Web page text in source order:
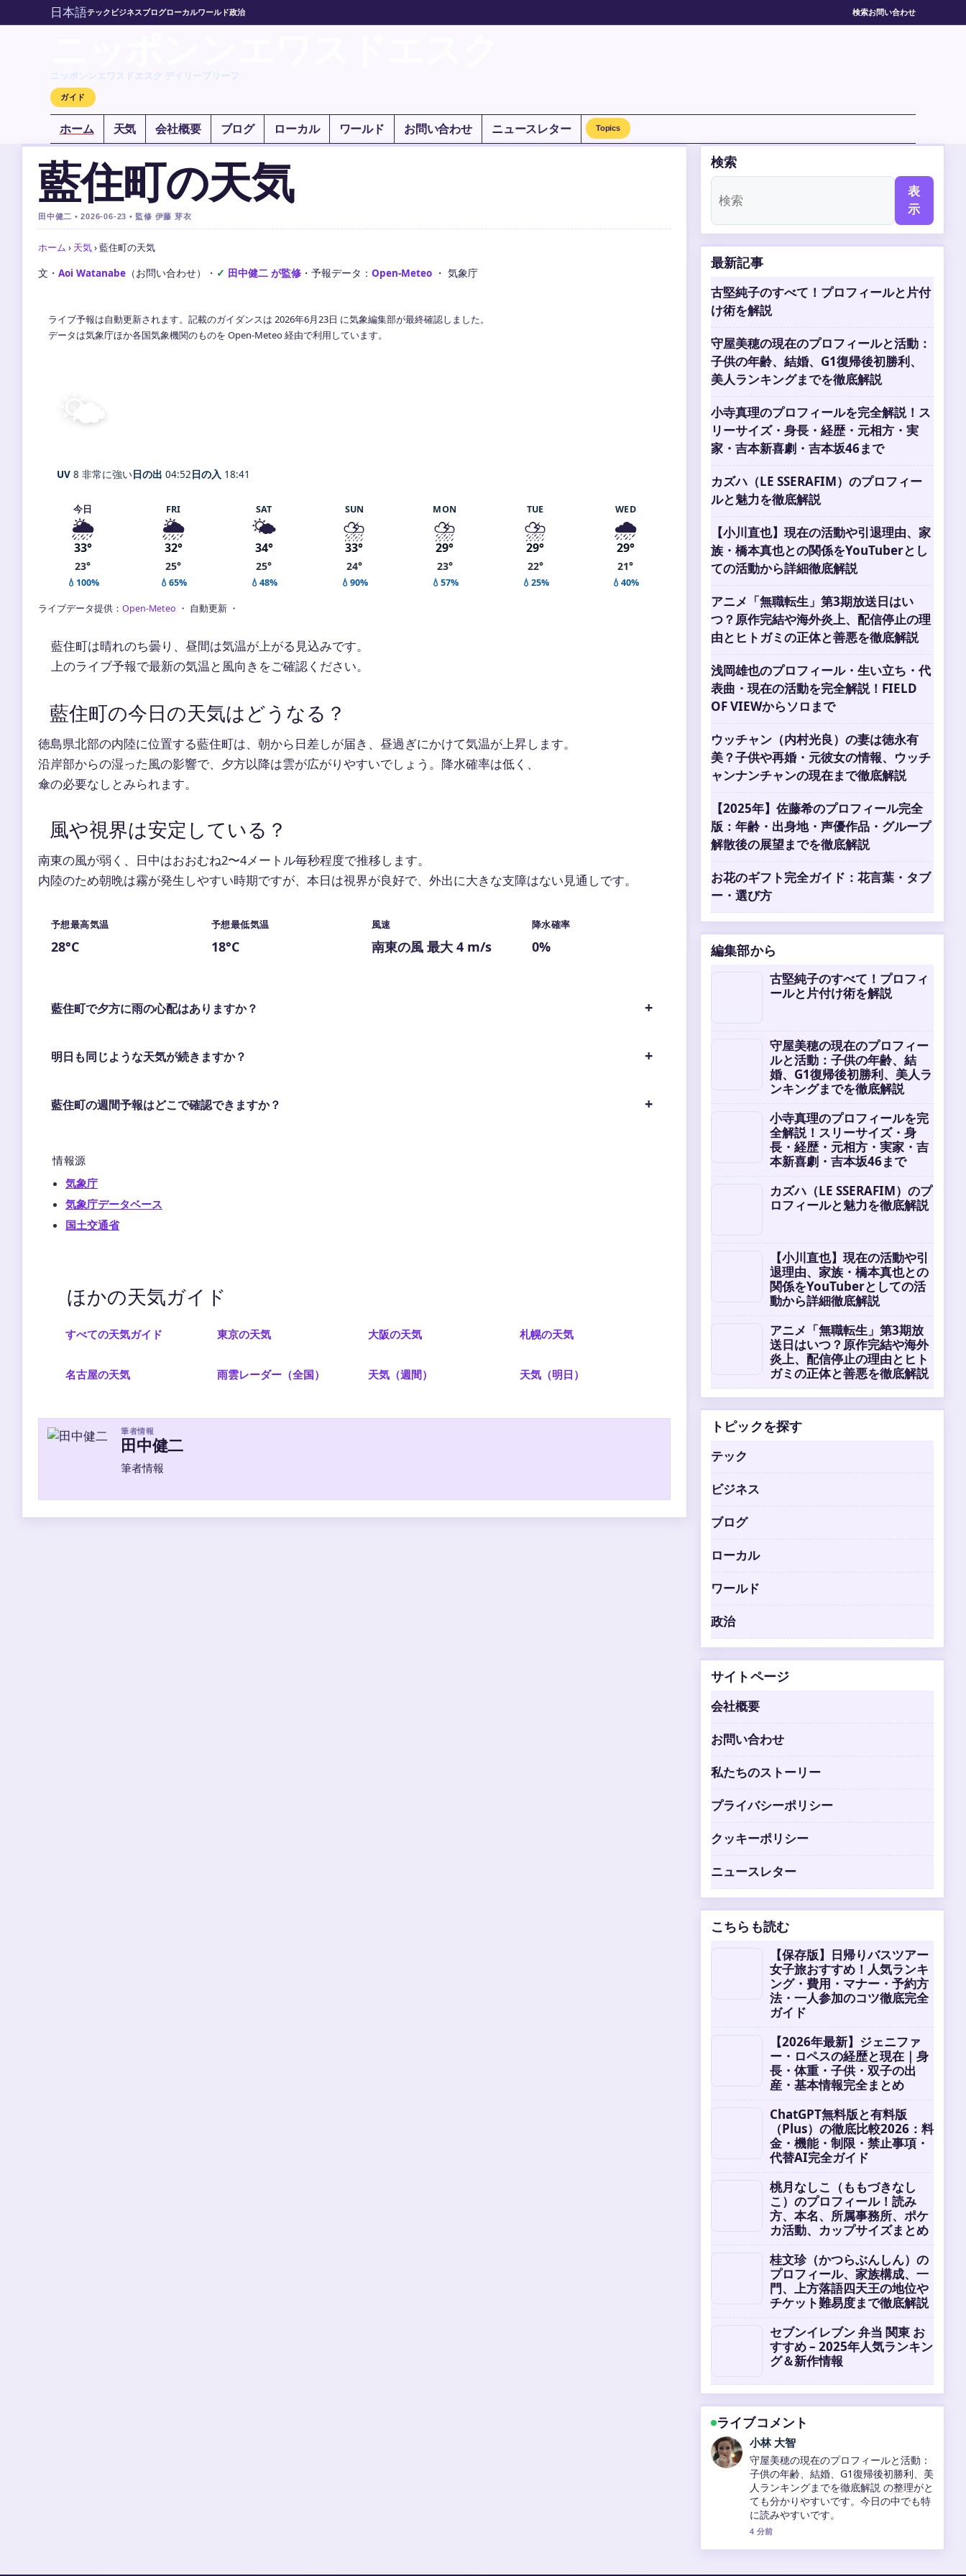
日本語テック ビジネスブログローカルワールド政治 検索お問い合わせ
ニッポンンエワスドエスク デイリーブリーフ
ガイド
ホーム 天気 会社概要 ブログ ローカル ワールド お問い合わせ ニュースレター Topics
藍住町の天気
田中健二 • 2026-06-23 • 監修 伊藤 芽衣
ホーム › 天気›藍住町の天気
文・ Aoi Watanabe （お問い合わせ） ・ 田中健二 が監修 ・ 予報データ： Open-Meteo ・ 気象庁
ライブ予報は自動更新されます。記載のガイダンスは 2026年6月23日 に気象編集部が最終確認しました。
データは気象庁ほか各国気象機関のものを Open-Meteo 経由で利用しています。
🌤️
UV 8 非常に強い日の出 04:52日の入 18:41
今日
🌦️
33°
23°
💧100%
FRI
🌦️
32°
25°
💧65%
SAT
🌤️
34°
25°
💧48%
SUN
⛈️
33°
24°
💧90%
MON
⛈️
29°
23°
💧57%
TUE
⛈️
29°
22°
💧25%
WED
🌧️
29°
21°
💧40%
ライブデータ提供： Open-Meteo ・ 自動更新 ・
藍住町は晴れのち曇り、昼間は気温が上がる見込みです。
上のライブ予報で最新の気温と風向きをご確認ください。
藍住町の今日の天気はどうなる？
徳島県北部の内陸に位置する藍住町は、朝から日差しが届き、昼過ぎにかけて気温が上昇します。
沿岸部からの湿った風の影響で、夕方以降は雲が広がりやすいでしょう。降水確率は低く、
傘の必要なしとみられます。
風や視界は安定している？
南東の風が弱く、日中はおおむね2〜4メートル毎秒程度で推移します。
内陸のため朝晩は霧が発生しやすい時期ですが、本日は視界が良好で、外出に大きな支障はない見通しです。
予想最高気温
28°C
予想最低気温
18°C
風速
南東の風 最大 4 m/s
降水確率
0%
藍住町で夕方に雨の心配はありますか？
明日も同じような天気が続きますか？
藍住町の週間予報はどこで確認できますか？
情報源
気象庁
気象庁データベース
国土交通省
ほかの天気ガイド
すべての天気ガイド 東京の天気 大阪の天気 札幌の天気
名古屋の天気 雨雲レーダー（全国） 天気（週間） 天気（明日）
筆者情報
田中健二
筆者情報
検索
表
示
最新記事
古堅純子のすべて！プロフィールと片付
け術を解説
守屋美穂の現在のプロフィールと活動：
子供の年齢、結婚、G1復帰後初勝利、
美人ランキングまでを徹底解説
小寺真理のプロフィールを完全解説！ス
リーサイズ・身長・経歴・元相方・実
家・吉本新喜劇・吉本坂46まで
カズハ（LE SSERAFIM）のプロフィー
ルと魅力を徹底解説
【小川直也】現在の活動や引退理由、家
族・橋本真也との関係をYouTuberとし
ての活動から詳細徹底解説
アニメ「無職転生」第3期放送日はい
つ？原作完結や海外炎上、配信停止の理
由とヒトガミの正体と善悪を徹底解説
浅岡雄也のプロフィール・生い立ち・代
表曲・現在の活動を完全解説！FIELD
OF VIEWからソロまで
ウッチャン（内村光良）の妻は徳永有
美？子供や再婚・元彼女の情報、ウッチ
ャンナンチャンの現在まで徹底解説
【2025年】佐藤希のプロフィール完全
版：年齢・出身地・声優作品・グループ
解散後の展望までを徹底解説
お花のギフト完全ガイド：花言葉・タブ
ー・選び方
編集部から
古堅純子のすべて！プロフィ
ールと片付け術を解説
守屋美穂の現在のプロフィー
ルと活動：子供の年齢、結
婚、G1復帰後初勝利、美人ラ
ンキングまでを徹底解説
小寺真理のプロフィールを完
全解説！スリーサイズ・身
長・経歴・元相方・実家・吉
本新喜劇・吉本坂46まで
カズハ（LE SSERAFIM）のプ
ロフィールと魅力を徹底解説
【小川直也】現在の活動や引
退理由、家族・橋本真也との
関係をYouTuberとしての活
動から詳細徹底解説
アニメ「無職転生」第3期放
送日はいつ？原作完結や海外
炎上、配信停止の理由とヒト
ガミの正体と善悪を徹底解説
トピックを探す
テック
ビジネス
ブログ
ローカル
ワールド
政治
サイトページ
会社概要
お問い合わせ
私たちのストーリー
プライバシーポリシー
クッキーポリシー
ニュースレター
こちらも読む
【保存版】日帰りバスツアー
女子旅おすすめ！人気ランキ
ング・費用・マナー・予約方
法・一人参加のコツ徹底完全
ガイド
【2026年最新】ジェニファ
ー・ロペスの経歴と現在｜身
長・体重・子供・双子の出
産・基本情報完全まとめ
ChatGPT無料版と有料版
（Plus）の徹底比較2026：料
金・機能・制限・禁止事項・
代替AI完全ガイド
桃月なしこ（ももづきなし
こ）のプロフィール！読み
方、本名、所属事務所、ポケ
カ活動、カップサイズまとめ
桂文珍（かつらぶんしん）の
プロフィール、家族構成、一
門、上方落語四天王の地位や
チケット難易度まで徹底解説
セブンイレブン 弁当 関東 お
すすめ – 2025年人気ランキン
グ＆新作情報
ライブコメント
田中 美咲
小寺真理のプロフィールを完全解説！ス
リーサイズ・身長・経歴・元相方・実
家・吉本新喜劇・吉本坂46まで を追っ
ていますが、この解説は落ち着いていて
信頼できます。
6 分前